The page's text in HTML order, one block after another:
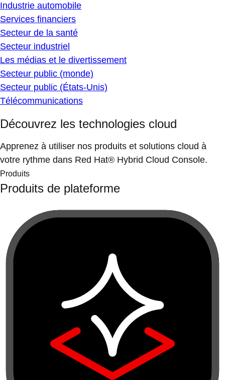
Industrie automobile
Services financiers
Secteur de la santé
Secteur industriel
Les médias et le divertissement
Secteur public (monde)
Secteur public (États-Unis)
Télécommunications
Découvrez les technologies cloud
Apprenez à utiliser nos produits et solutions cloud à
votre rythme dans Red Hat® Hybrid Cloud Console.
Produits
Produits de plateforme